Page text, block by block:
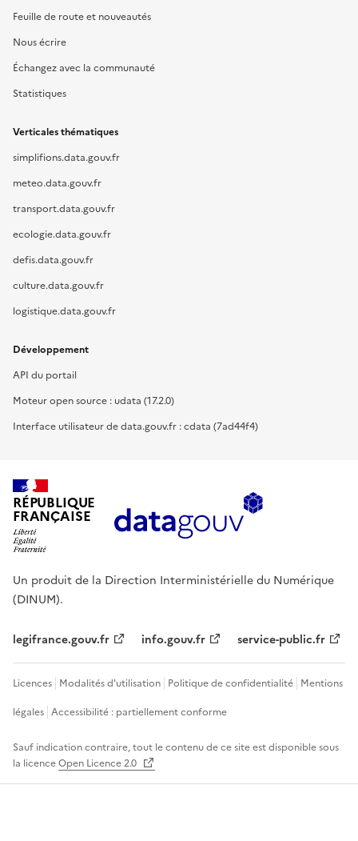
Feuille de route et nouveautés
Nous écrire
Échangez avec la communauté
Statistiques
Verticales thématiques
simplifions.data.gouv.fr
meteo.data.gouv.fr
transport.data.gouv.fr
ecologie.data.gouv.fr
defis.data.gouv.fr
culture.data.gouv.fr
logistique.data.gouv.fr
Développement
API du portail
Moteur open source : udata (17.2.0)
Interface utilisateur de data.gouv.fr : cdata (7ad44f4)
RÉPUBLIQUE
FRANÇAISE
Un produit de la Direction Interministérielle du Numérique
(DINUM).
legifrance.gouv.fr info.gouv.fr service-public.fr
Licences Modalités d'utilisation Politique de confidentialité Mentions
légales Accessibilité : partiellement conforme
Sauf indication contraire, tout le contenu de ce site est disponible sous
la licenceOpen Licence 2.0